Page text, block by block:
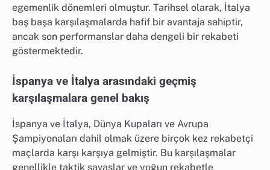
egemenlik dönemleri olmuştur. Tarihsel olarak, İtalya
baş başa karşılaşmalarda hafif bir avantaja sahiptir,
ancak son performanslar daha dengeli bir rekabeti
göstermektedir.
İspanya ve İtalya arasındaki geçmiş
karşılaşmalara genel bakış
İspanya ve İtalya, Dünya Kupaları ve Avrupa
Şampiyonaları dahil olmak üzere birçok kez rekabetçi
maçlarda karşı karşıya gelmiştir. Bu karşılaşmalar
genellikle taktik savaşlar ve yoğun rekabetle